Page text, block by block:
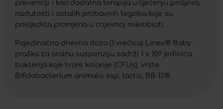
prevenciji i kao dodatna terapija u liječenju proljeva,
nadutosti i ostalih probavnih tegoba koje su
posljedica promjena u crijevnoj mikrobioti.
Pojedinačna dnevna doza (1 vrećica) Linex® Baby
praška za oralnu suspenziju sadrži 1 x 109 jedinica
bakterija koje tvore kolonije (CFUs), vrste
Bifidobacterium animalis ssp. lactis, BB-12®.